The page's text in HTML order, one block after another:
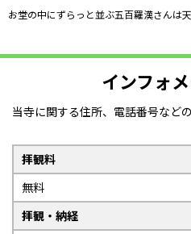
お堂の中にずらっと並ぶ五百羅漢さんは
インフォ
当寺に関する住所、電話番号など
拝観料
無料
拝観・納経